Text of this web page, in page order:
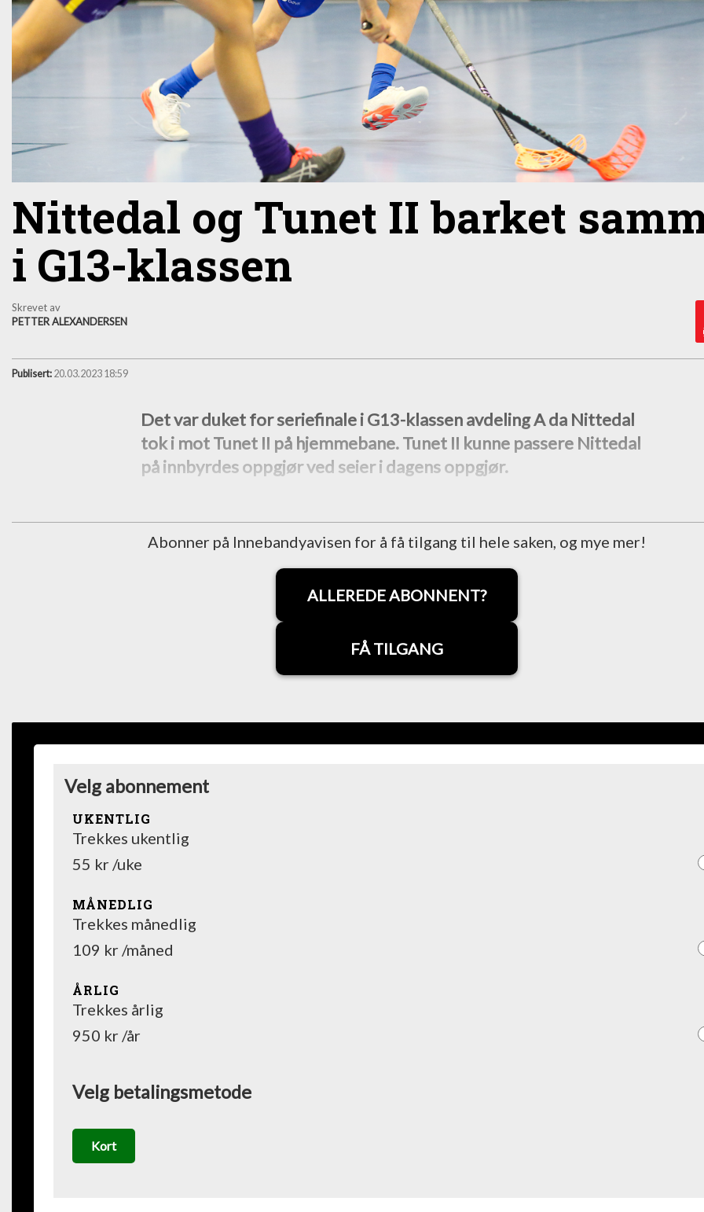
Nittedal og Tunet II barket
i G13-klassen
Skrevet av
PETTER ALEXANDERSEN
Publisert: 20.03.2023 18:59
Det var duket for seriefinale i G13-klassen avdeling A da Nittedal
tok i mot Tunet II på hjemmebane. Tunet II kunne passere Nittedal
på innbyrdes oppgjør ved seier i dagens oppgjør.
Abonner på Innebandyavisen for å få tilgang til hele saken, og mye mer!
ALLEREDE ABONNENT?
FÅ TILGANG
Velg abonnement
UKENTLIG
Trekkes ukentlig
55 kr /uke
MÅNEDLIG
Trekkes månedlig
109 kr /måned
ÅRLIG
Trekkes årlig
950 kr /år
Velg betalingsmetode
Kort